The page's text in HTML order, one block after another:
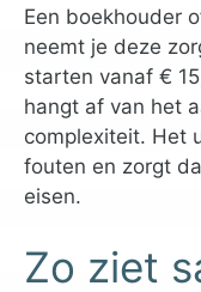
Een boekhouder
neemt je deze
starten vanaf €
hangt af van het
complexiteit. Het
fouten en zorgt
eisen.
Zo ziet